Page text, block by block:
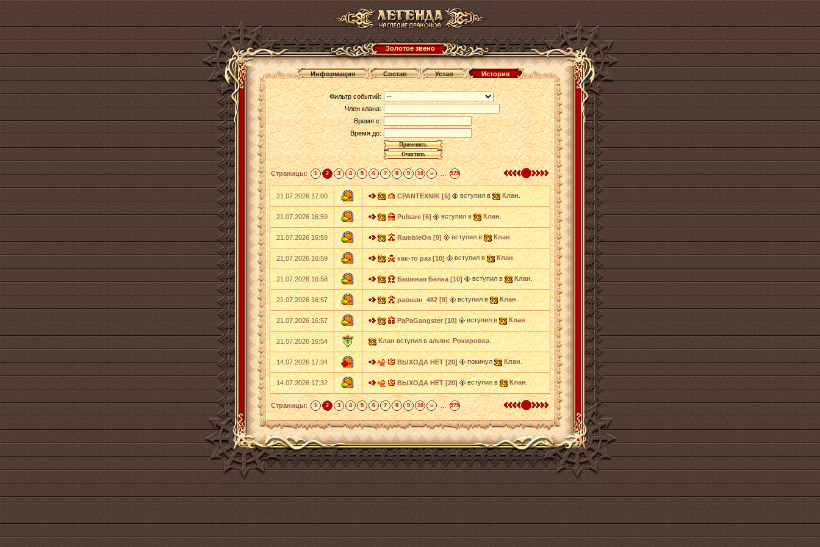
Золотое звено
Информация Состав Устав История
Фильтр событий:
Член клана:
Время с:
Время до:
Страницы: 1 2 3 4 5 6 7 8 9 10 » ... 575
21.07.2026 17:00 CPANTEXNIK [5] вступил в Клан.
21.07.2026 16:59 Pulsare [6] вступил в Клан.
21.07.2026 16:59 RambleOn [9] вступил в Клан.
21.07.2026 16:59 как-то раз [10] вступил в Клан.
21.07.2026 16:58 Бешеная Белка [10] вступил в Клан.
21.07.2026 16:57 равшан_482 [9] вступил в Клан.
21.07.2026 16:57 PaPaGangster [10] вступил в Клан.
21.07.2026 16:54 Кланвступил в альянсРокировка.
14.07.2026 17:34 ВЫХОДА НЕТ [20] покинул Клан.
14.07.2026 17:32 ВЫХОДА НЕТ [20] вступил в Клан.
Страницы: 1 2 3 4 5 6 7 8 9 10 » ... 575